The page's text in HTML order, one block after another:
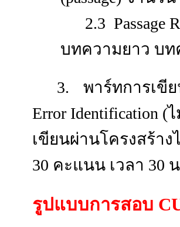
2.3 Passage
บทความยาว บท
3. พาร์ทการเขี
Error Identification
เขียนผ่านโครงสร้า
30 คะแนน เวลา 30
รูปแบบการสอบ